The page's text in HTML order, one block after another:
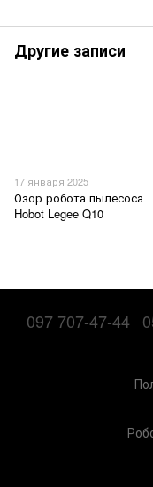
Другие записи
17 января 2025
Озор робота пылесоса
Hobot Legee Q10
097 707-47-44